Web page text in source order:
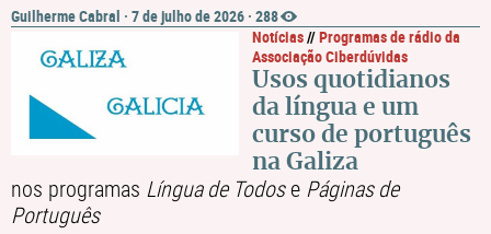
Guilherme Cabral · 7 de julho de 2026 · 288
Notícias//Programas de rádio da
Associação Ciberdúvidas
Usos quotidianos
da língua e um
curso de português
na Galiza
nos programas Língua de Todose Páginas de
Português